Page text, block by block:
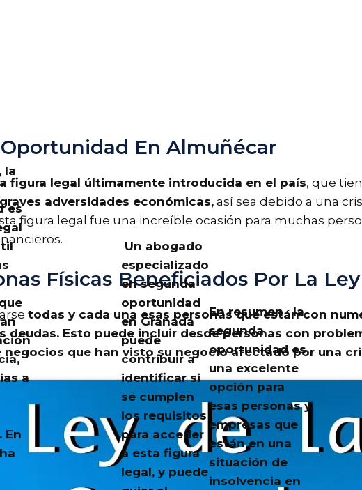
En Almuñécar
figura legal últimamente introducida en el país, que
adversidades económicas, así sea debido a una
figura legal fue una increíble ocasión para muchas
Físicas Beneficiados Por La
todas y cada una esas personas que están con
deudas. Esto puede incluir desde personas con
negocios que han visto su negocio afectado por una
la
es
a
En
Un abogado
especializado
en segunda
oportunidad
en Granada
puede
contribuir a
identificar si
se cumplen
los requisitos
para acceder
a esta figura
legal, y puede
En resumen , la
segunda
oportunidad es
una excelente
opción para
esas personas y
empresas que
están en una
situación de
insolvencia en